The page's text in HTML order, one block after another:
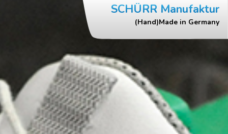
SCHÜRR Manufaktur
(Hand)Made in Germany